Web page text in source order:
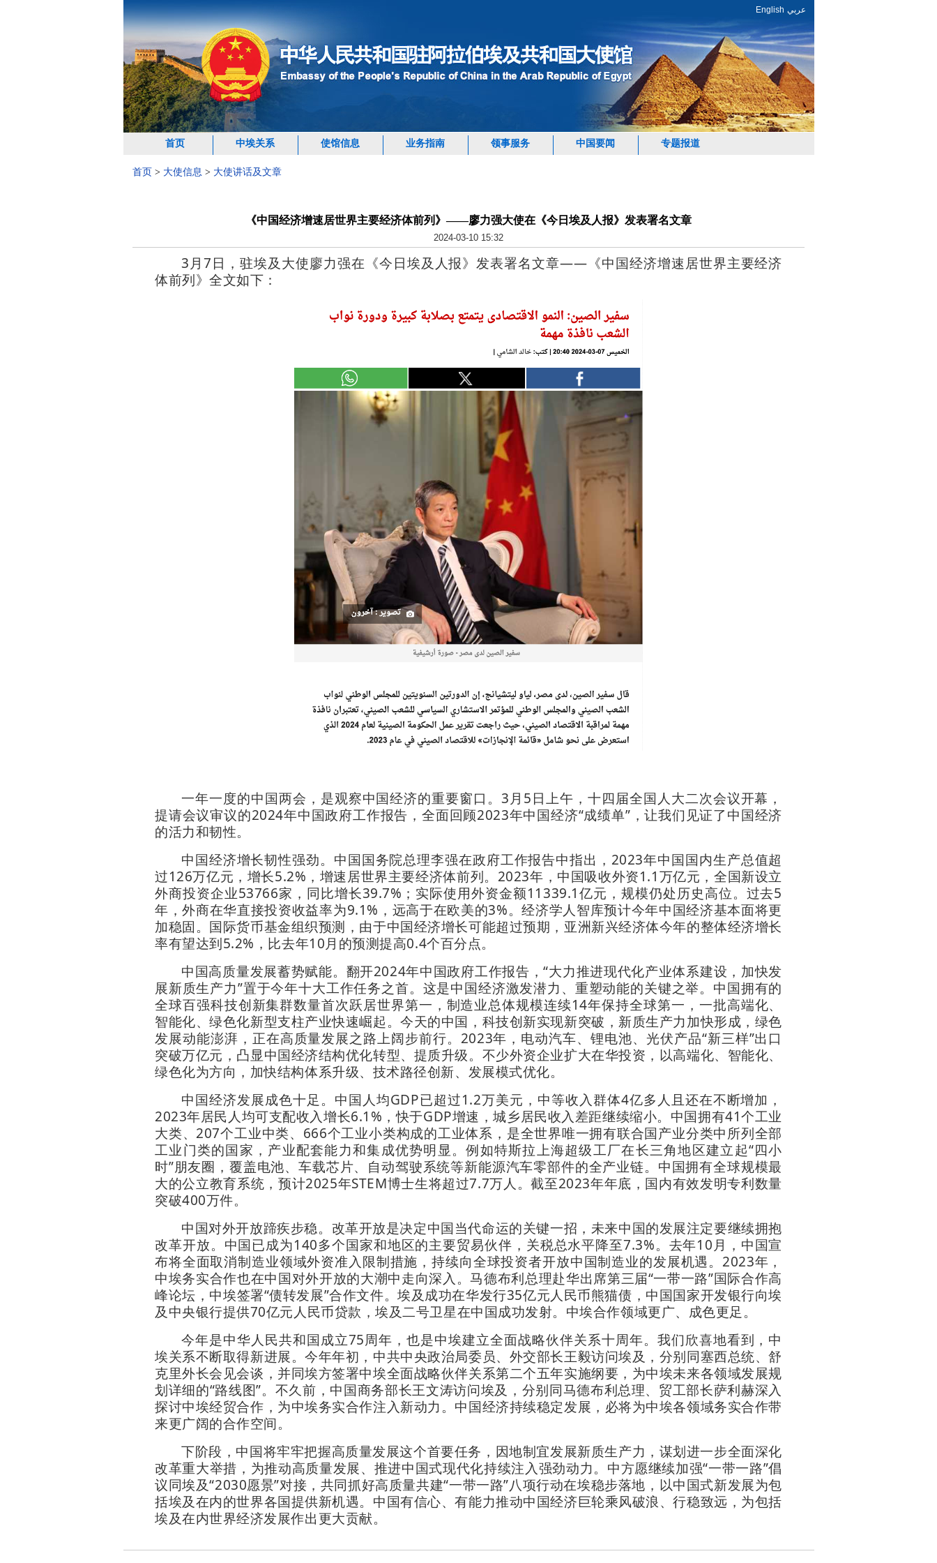
English عربي
首页 中埃关系 使馆信息 业务指南 领事服务 中国要闻 专题报道
首页 > 大使信息 > 大使讲话及文章
《中国经济增速居世界主要经济体前列》——廖力强大使在《今日埃及人报》发表署名文章
2024-03-10 15:32
3月7日，驻埃及大使廖力强在《今日埃及人报》发表署名文章——《中国经济增速居世界主要经济
体前列》全文如下：
一年一度的中国两会，是观察中国经济的重要窗口。3月5日上午，十四届全国人大二次会议开幕，
提请会议审议的2024年中国政府工作报告，全面回顾2023年中国经济“成绩单”，让我们见证了中国经济
的活力和韧性。
中国经济增长韧性强劲。中国国务院总理李强在政府工作报告中指出，2023年中国国内生产总值超
过126万亿元，增长5.2%，增速居世界主要经济体前列。2023年，中国吸收外资1.1万亿元，全国新设立
外商投资企业53766家，同比增长39.7%；实际使用外资金额11339.1亿元，规模仍处历史高位。过去5
年，外商在华直接投资收益率为9.1%，远高于在欧美的3%。经济学人智库预计今年中国经济基本面将更
加稳固。国际货币基金组织预测，由于中国经济增长可能超过预期，亚洲新兴经济体今年的整体经济增长
率有望达到5.2%，比去年10月的预测提高0.4个百分点。
中国高质量发展蓄势赋能。翻开2024年中国政府工作报告，“大力推进现代化产业体系建设，加快发
展新质生产力”置于今年十大工作任务之首。这是中国经济激发潜力、重塑动能的关键之举。中国拥有的
全球百强科技创新集群数量首次跃居世界第一，制造业总体规模连续14年保持全球第一，一批高端化、
智能化、绿色化新型支柱产业快速崛起。今天的中国，科技创新实现新突破，新质生产力加快形成，绿色
发展动能澎湃，正在高质量发展之路上阔步前行。2023年，电动汽车、锂电池、光伏产品“新三样”出口
突破万亿元，凸显中国经济结构优化转型、提质升级。不少外资企业扩大在华投资，以高端化、智能化、
绿色化为方向，加快结构体系升级、技术路径创新、发展模式优化。
中国经济发展成色十足。中国人均GDP已超过1.2万美元，中等收入群体4亿多人且还在不断增加，
2023年居民人均可支配收入增长6.1%，快于GDP增速，城乡居民收入差距继续缩小。中国拥有41个工业
大类、207个工业中类、666个工业小类构成的工业体系，是全世界唯一拥有联合国产业分类中所列全部
工业门类的国家，产业配套能力和集成优势明显。例如特斯拉上海超级工厂在长三角地区建立起“四小
时”朋友圈，覆盖电池、车载芯片、自动驾驶系统等新能源汽车零部件的全产业链。中国拥有全球规模最
大的公立教育系统，预计2025年STEM博士生将超过7.7万人。截至2023年年底，国内有效发明专利数量
突破400万件。
中国对外开放蹄疾步稳。改革开放是决定中国当代命运的关键一招，未来中国的发展注定要继续拥抱
改革开放。中国已成为140多个国家和地区的主要贸易伙伴，关税总水平降至7.3%。去年10月，中国宣
布将全面取消制造业领域外资准入限制措施，持续向全球投资者开放中国制造业的发展机遇。2023年，
中埃务实合作也在中国对外开放的大潮中走向深入。马德布利总理赴华出席第三届“一带一路”国际合作高
峰论坛，中埃签署“债转发展”合作文件。埃及成功在华发行35亿元人民币熊猫债，中国国家开发银行向埃
及中央银行提供70亿元人民币贷款，埃及二号卫星在中国成功发射。中埃合作领域更广、成色更足。
今年是中华人民共和国成立75周年，也是中埃建立全面战略伙伴关系十周年。我们欣喜地看到，中
埃关系不断取得新进展。今年年初，中共中央政治局委员、外交部长王毅访问埃及，分别同塞西总统、舒
克里外长会见会谈，并同埃方签署中埃全面战略伙伴关系第二个五年实施纲要，为中埃未来各领域发展规
划详细的“路线图”。不久前，中国商务部长王文涛访问埃及，分别同马德布利总理、贸工部长萨利赫深入
探讨中埃经贸合作，为中埃务实合作注入新动力。中国经济持续稳定发展，必将为中埃各领域务实合作带
来更广阔的合作空间。
下阶段，中国将牢牢把握高质量发展这个首要任务，因地制宜发展新质生产力，谋划进一步全面深化
改革重大举措，为推动高质量发展、推进中国式现代化持续注入强劲动力。中方愿继续加强“一带一路”倡
议同埃及“2030愿景”对接，共同抓好高质量共建“一带一路”八项行动在埃稳步落地，以中国式新发展为包
括埃及在内的世界各国提供新机遇。中国有信心、有能力推动中国经济巨轮乘风破浪、行稳致远，为包括
埃及在内世界经济发展作出更大贡献。